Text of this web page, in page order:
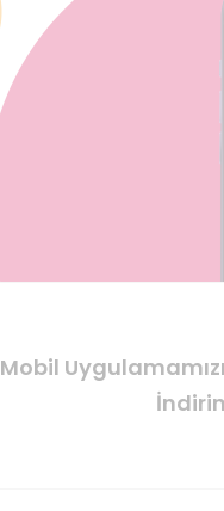
Mobil Uygulamamızı
İndirin